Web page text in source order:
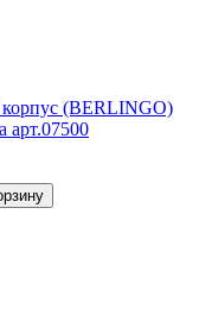
(BERLINGO)
арт.07500